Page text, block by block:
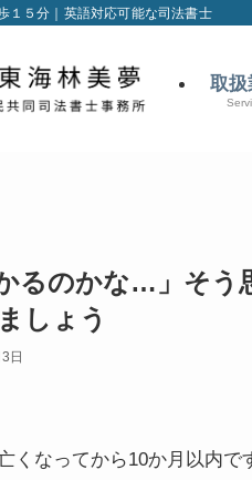
１５分｜英語対応可能な司法書士
取
かるのかな…」そ
しょう
日
くなってから10か月以内